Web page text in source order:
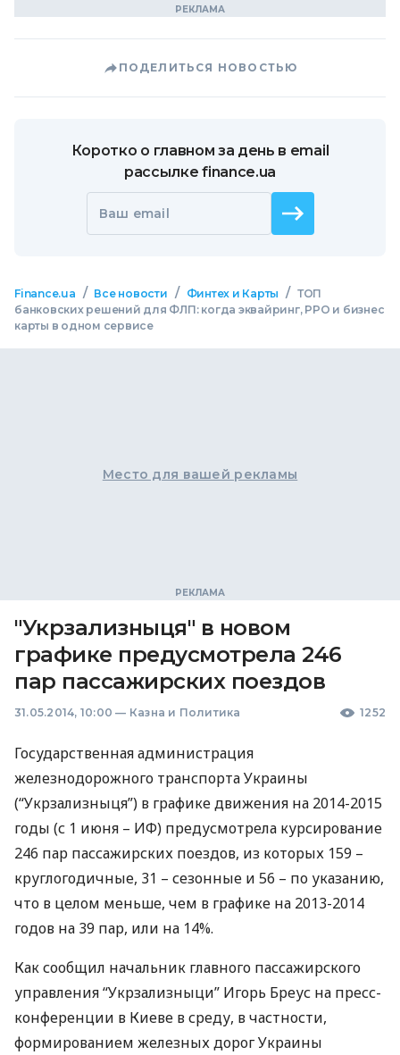
ПОДЕЛИТЬСЯ НОВОСТЬЮ
Коротко о главном за день в email
рассылке finance.ua
Ваш email
Finance.ua / Все новости / Финтех и Карты / ТОП
банковских решений для ФЛП: когда эквайринг, РРО и бизнес
карты в одном сервисе
Место для вашей рекламы
"Укрзализныця" в новом
графике предусмотрела 246
пар пассажирских поездов
31.05.2014, 10:00 — Казна и Политика 1252
Государственная администрация
железнодорожного транспорта Украины
(“Укрзализныця”) в графике движения на 2014-2015
годы (с 1 июня – ИФ) предусмотрела курсирование
246 пар пассажирских поездов, из которых 159 –
круглогодичные, 31 – сезонные и 56 – по указанию,
что в целом меньше, чем в графике на 2013-2014
годов на 39 пар, или на 14%.
Как сообщил начальник главного пассажирского
управления “Укрзализныци” Игорь Бреус на пресс-
конференции в Киеве в среду, в частности,
формированием железных дорог Украины